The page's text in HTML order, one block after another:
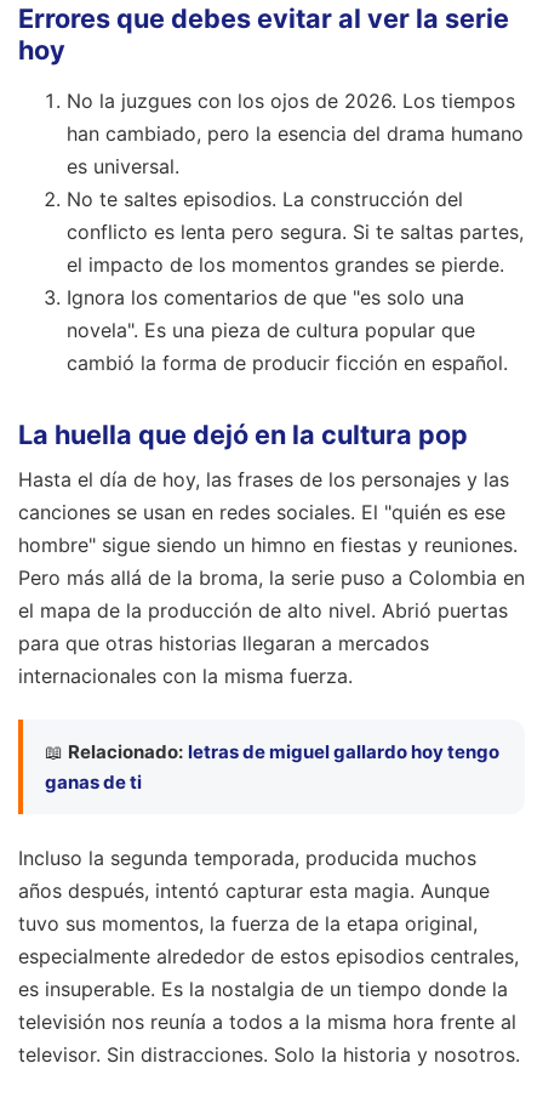
Errores que debes evitar al ver la serie
hoy
No la juzgues con los ojos de 2026. Los tiempos
han cambiado, pero la esencia del drama humano
es universal.
No te saltes episodios. La construcción del
conflicto es lenta pero segura. Si te saltas partes,
el impacto de los momentos grandes se pierde.
Ignora los comentarios de que "es solo una
novela". Es una pieza de cultura popular que
cambió la forma de producir ficción en español.
La huella que dejó en la cultura pop
Hasta el día de hoy, las frases de los personajes y las
canciones se usan en redes sociales. El "quién es ese
hombre" sigue siendo un himno en fiestas y reuniones.
Pero más allá de la broma, la serie puso a Colombia en
el mapa de la producción de alto nivel. Abrió puertas
para que otras historias llegaran a mercados
internacionales con la misma fuerza.
📖 Relacionado: letras de miguel gallardo hoy tengo
ganas de ti
Incluso la segunda temporada, producida muchos
años después, intentó capturar esta magia. Aunque
tuvo sus momentos, la fuerza de la etapa original,
especialmente alrededor de estos episodios centrales,
es insuperable. Es la nostalgia de un tiempo donde la
televisión nos reunía a todos a la misma hora frente al
televisor. Sin distracciones. Solo la historia y nosotros.